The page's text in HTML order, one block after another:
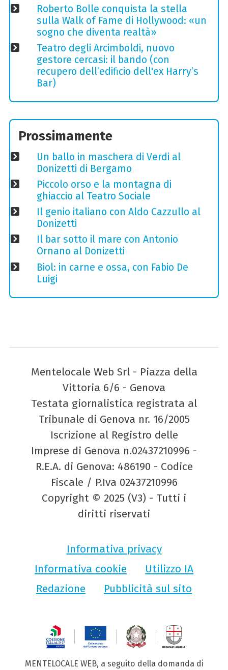
Roberto Bolle conquista la stella
sulla Walk of Fame di Hollywood: «un
sogno che diventa realtà»
Teatro degli Arcimboldi, nuovo
gestore cercasi: il bando (con
recupero dell’edificio dell'ex Harry’s
Bar)
Prossimamente
Un ballo in maschera di Verdi al
Donizetti di Bergamo
Piccolo orso e la montagna di
ghiaccio al Teatro Sociale
Il genio italiano con Aldo Cazzullo al
Donizetti
Il bar sotto il mare con Antonio
Ornano al Donizetti
Biol: in carne e ossa, con Fabio De
Luigi
Mentelocale Web Srl - Piazza della
Vittoria 6/6 - Genova
Testata giornalistica registrata al
Tribunale di Genova nr. 16/2005
Iscrizione al Registro delle
Imprese di Genova n.02437210996 -
R.E.A. di Genova: 486190 - Codice
Fiscale / P.Iva 02437210996
Copyright © 2025 (V3) - Tutti i
diritti riservati
Informativa privacy
Informativa cookie
Utilizzo IA
Redazione
Pubblicità sul sito
MENTELOCALE WEB, a seguito della domanda di